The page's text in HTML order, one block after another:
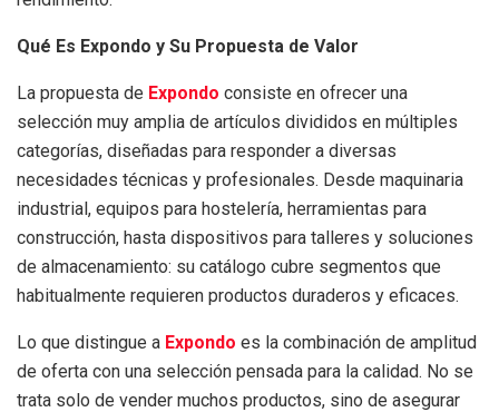
Qué Es Expondo y Su Propuesta de Valor
La propuesta de Expondo consiste en ofrecer una
selección muy amplia de artículos divididos en múltiples
categorías, diseñadas para responder a diversas
necesidades técnicas y profesionales. Desde maquinaria
industrial, equipos para hostelería, herramientas para
construcción, hasta dispositivos para talleres y soluciones
de almacenamiento: su catálogo cubre segmentos que
habitualmente requieren productos duraderos y eficaces.
Lo que distingue a Expondo es la combinación de amplitud
de oferta con una selección pensada para la calidad. No se
trata solo de vender muchos productos, sino de asegurar